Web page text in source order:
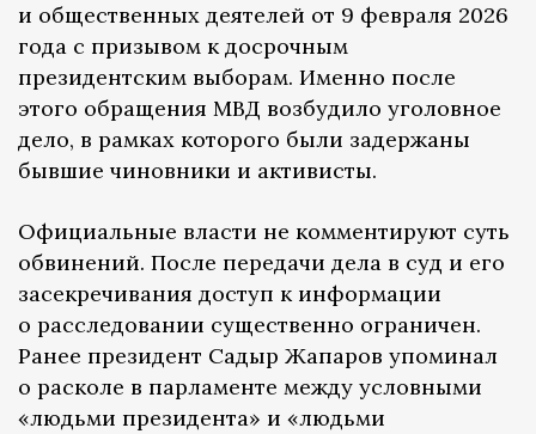
и общественных деятелей от 9 февраля 2026
года с призывом к досрочным
президентским выборам. Именно после
этого обращения МВД возбудило уголовное
дело, в рамках которого были задержаны
бывшие чиновники и активисты.
Официальные власти не комментируют суть
обвинений. После передачи дела в суд и его
засекречивания доступ к информации
о расследовании существенно ограничен.
Ранее президент Садыр Жапаров упоминал
о расколе в парламенте между условными
«людьми президента» и «людьми